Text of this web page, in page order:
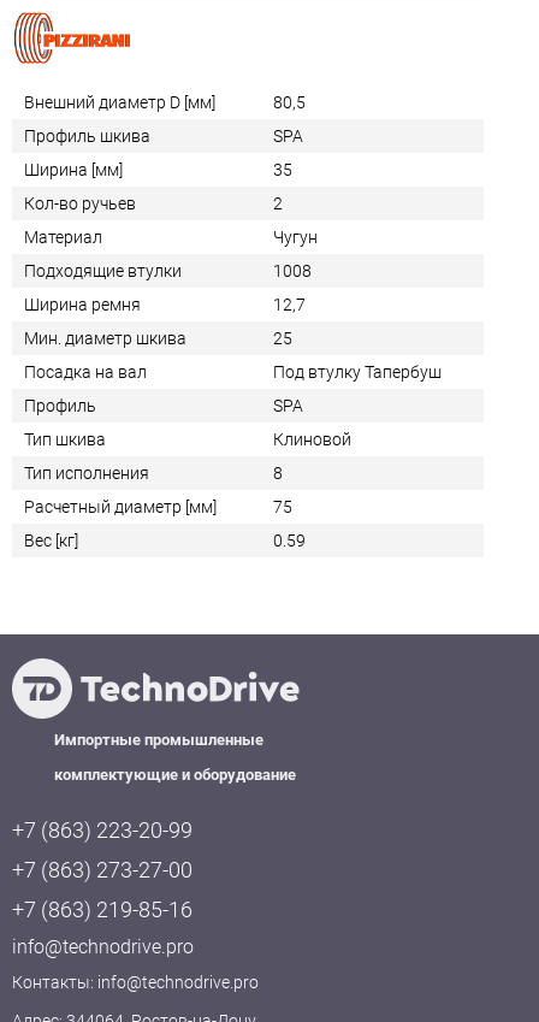
Внешний диаметр D [мм]
80,5
Профиль шкива
SPA
Ширина [мм]
35
Кол-во ручьев
2
Материал
Чугун
Подходящие втулки
1008
Ширина ремня
12,7
Мин. диаметр шкива
25
Посадка на вал
Под втулку Тапербуш
Профиль
SPA
Тип шкива
Клиновой
Тип исполнения
8
Расчетный диаметр [мм]
75
Вес [кг]
0.59
Импортные промышленные
комплектующие и оборудование
+7 (863) 223-20-99
+7 (863) 273-27-00
+7 (863) 219-85-16
info@technodrive.pro
Контакты: info@technodrive.pro